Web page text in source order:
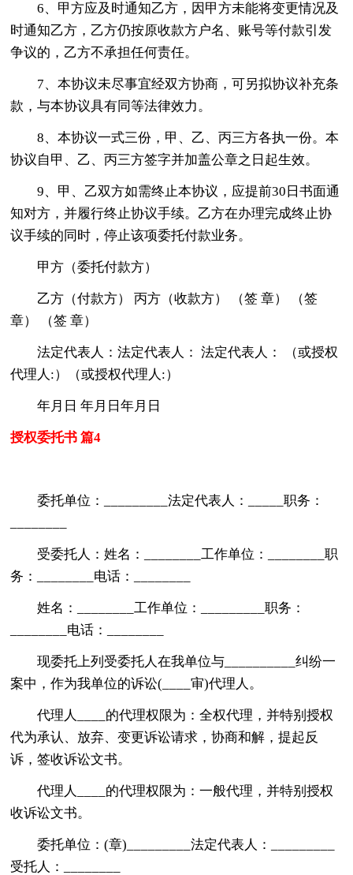
6、甲方应及时通知乙方，因甲方未能将变更情况及
时通知乙方，乙方仍按原收款方户名、账号等付款引发
争议的，乙方不承担任何责任。
7、本协议未尽事宜经双方协商，可另拟协议补充条
款，与本协议具有同等法律效力。
8、本协议一式三份，甲、乙、丙三方各执一份。本
协议自甲、乙、丙三方签字并加盖公章之日起生效。
9、甲、乙双方如需终止本协议，应提前30日书面通
知对方，并履行终止协议手续。乙方在办理完成终止协
议手续的同时，停止该项委托付款业务。
甲方（委托付款方）
乙方（付款方） 丙方（收款方） （签 章） （签
章） （签 章）
法定代表人：法定代表人： 法定代表人： （或授权
代理人:）（或授权代理人:）
年月日 年月日年月日
授权委托书 篇4
委托单位：_________法定代表人：_____职务：
受委托人：姓名：________工作单位：________职
务：________电话：________
姓名：________工作单位：_________职务：
________电话：________
现委托上列受委托人在我单位与__________纠纷一
案中，作为我单位的诉讼(____审)代理人。
代理人____的代理权限为：全权代理，并特别授权
代为承认、放弃、变更诉讼请求，协商和解，提起反
诉，签收诉讼文书。
代理人____的代理权限为：一般代理，并特别授权
收诉讼文书。
委托单位：(章)_________法定代表人：_________
受托人：________